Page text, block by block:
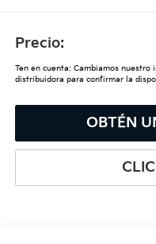
Precio:
Ten en cuenta: Cambiamos
distribuidora para confirmar la
OBTÉN